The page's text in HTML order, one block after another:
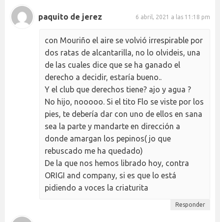
paquito de jerez 6 abril, 2021 a las 11:18 pm
con Mouriño el aire se volvió irrespirable por
dos ratas de alcantarilla, no lo olvideis, una
de las cuales dice que se ha ganado el
derecho a decidir, estaría bueno..
Y el club que derechos tiene? ajo y agua ?
No hijo, nooooo. Si el tito Flo se viste por los
pies, te debería dar con uno de ellos en sana
sea la parte y mandarte en dirección a
donde amargan los pepinos( jo que
rebuscado me ha quedado)
De la que nos hemos librado hoy, contra
ORIGI and company, si es que lo está
pidiendo a voces la criaturita
Responder